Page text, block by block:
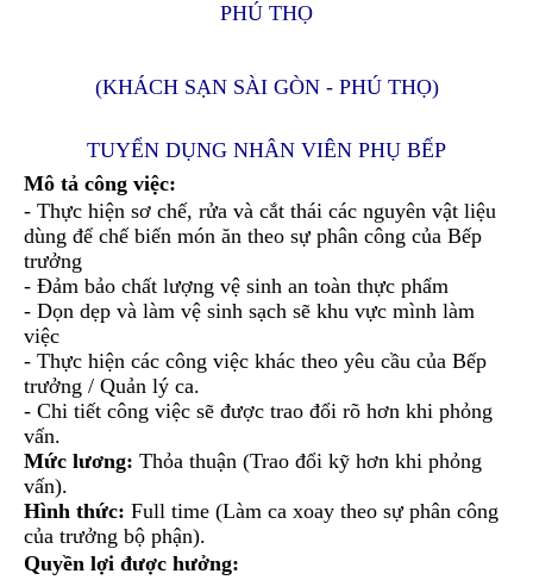
PHÚ THỌ
(KHÁCH SẠN SÀI GÒN - PHÚ THỌ)
TUYỂN DỤNG NHÂN VIÊN PHỤ BẾP
Mô tả công việc:
- Thực hiện sơ chế, rửa và cắt thái các nguyên vật liệu
dùng để chế biến món ăn theo sự phân công của Bếp
trưởng
- Đảm bảo chất lượng vệ sinh an toàn thực phẩm
- Dọn dẹp và làm vệ sinh sạch sẽ khu vực mình làm
việc
- Thực hiện các công việc khác theo yêu cầu của Bếp
trưởng / Quản lý ca.
- Chi tiết công việc sẽ được trao đổi rõ hơn khi phỏng
vấn.
Mức lương: Thỏa thuận (Trao đổi kỹ hơn khi phỏng
vấn).
Hình thức: Full time (Làm ca xoay theo sự phân công
của trưởng bộ phận).
Quyền lợi được hưởng: